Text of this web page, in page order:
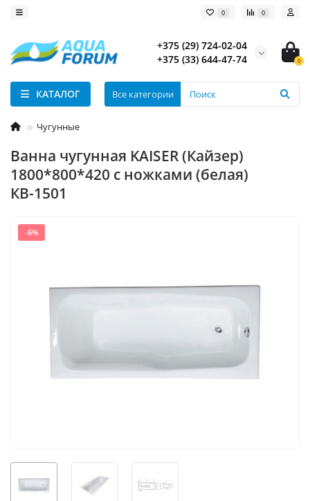
0 0
+375 (29) 724-02-04
+375 (33) 644-47-74
0
КАТАЛОГ Все категории
Чугунные
Ванна чугунная KAISER (Кайзер)
1800*800*420 с ножками (белая)
КВ-1501
-6%